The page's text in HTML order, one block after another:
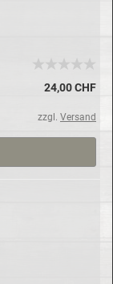
24,00 CHF
zzgl. Versand